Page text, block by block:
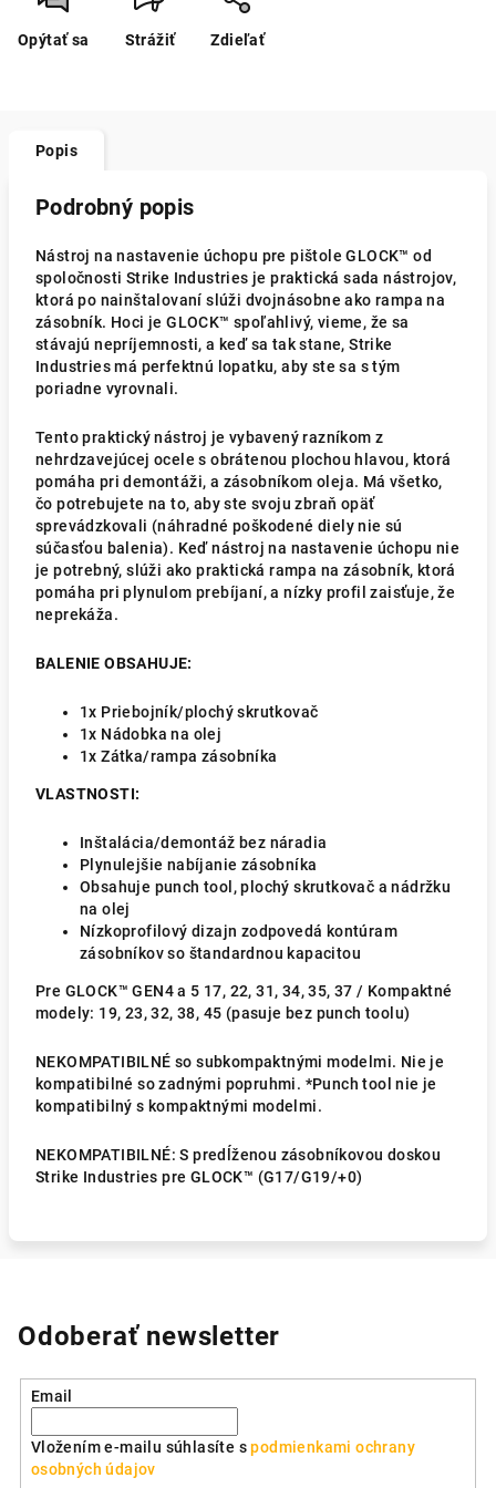
Opýtať sa Strážiť Zdieľať
Popis
Podrobný popis
Nástroj na nastavenie úchopu pre pištole GLOCK™ od
spoločnosti Strike Industries je praktická sada nástrojov,
ktorá po nainštalovaní slúži dvojnásobne ako rampa na
zásobník. Hoci je GLOCK™ spoľahlivý, vieme, že sa
stávajú nepríjemnosti, a keď sa tak stane, Strike
Industries má perfektnú lopatku, aby ste sa s tým
poriadne vyrovnali.
Tento praktický nástroj je vybavený razníkom z
nehrdzavejúcej ocele s obrátenou plochou hlavou, ktorá
pomáha pri demontáži, a zásobníkom oleja. Má všetko,
čo potrebujete na to, aby ste svoju zbraň opäť
sprevádzkovali (náhradné poškodené diely nie sú
súčasťou balenia). Keď nástroj na nastavenie úchopu nie
je potrebný, slúži ako praktická rampa na zásobník, ktorá
pomáha pri plynulom prebíjaní, a nízky profil zaisťuje, že
neprekáža.
BALENIE OBSAHUJE:
1x Priebojník/plochý skrutkovač
1x Nádobka na olej
1x Zátka/rampa zásobníka
VLASTNOSTI:
Inštalácia/demontáž bez náradia
Plynulejšie nabíjanie zásobníka
Obsahuje punch tool, plochý skrutkovač a nádržku
na olej
Nízkoprofilový dizajn zodpovedá kontúram
zásobníkov so štandardnou kapacitou
Pre GLOCK™ GEN4 a 5 17, 22, 31, 34, 35, 37 / Kompaktné
modely: 19, 23, 32, 38, 45 (pasuje bez punch toolu)
NEKOMPATIBILNÉ so subkompaktnými modelmi. Nie je
kompatibilné so zadnými popruhmi. *Punch tool nie je
kompatibilný s kompaktnými modelmi.
NEKOMPATIBILNÉ: S predĺženou zásobníkovou doskou
Strike Industries pre GLOCK™ (G17/G19/+0)
Odoberať newsletter
Email
Vložením e-mailu súhlasíte spodmienkami ochrany
osobných údajov